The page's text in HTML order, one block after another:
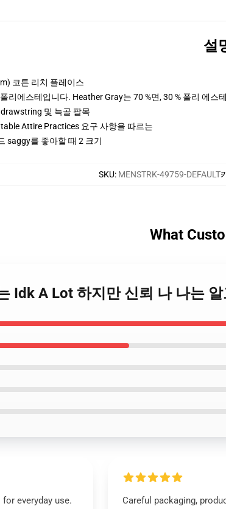
설
코튼 리치 플레이스
리에스테입니다. Heather Gray는 70 %면, 30 % 폴리 에스
및 늑골 팔목
Attire Practices 요구 사항을 따르는
saggy를 좋아할 때 2 크기
SKU: MENSTRK-49759-DEFAULT
What
Idk A Lot 하지만 신뢰 나 나는
everyday use. Careful packaging,